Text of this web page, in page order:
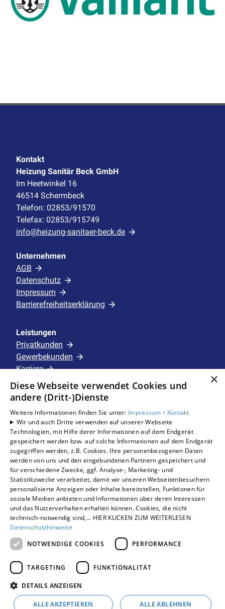
Kontakt
Heizung Sanitär Beck GmbH
Im Heetwinkel 16
46514 Schermbeck
Telefon: 02853/91570
Telefax: 02853/915749
info@heizung-sanitaer-beck.de
Unternehmen
AGB
Datenschutz
Impressum
Barrierefreiheitserklärung
Leistungen
Privatkunden
Gewerbekunden
Karriere
Unternehmen
Standorte
Schermbeck
Um externe HTML-Inhalte anzuzeigen, benötigen
wir Ihre Einwilligung.
Weitere Informationen finden Sie in unserer
Datenschutzerklärung.
COOKIE-EINSTELLUNGEN ÖFFNEN
×
Diese Webseite verwendet Cookies und
andere (Dritt-)Dienste
Weitere Informationen finden Sie unter: Impressum • Kontakt
Wir und auch Dritte verwenden auf unserer Webseite
Technologien, mit Hilfe derer Informationen auf dem Endgerät
gespeichert werden bzw. auf solche Informationen auf dem Endgerät
zugegriffen werden, z.B. Cookies. Ihre personenbezogenen Daten
werden von uns und den eingebundenen Partnern gespeichert und
für verschiedene Zwecke, ggf. Analyse-, Marketing- und
Statistikzwecke verarbeitet, damit wir unseren Webseitenbesuchern
personalisierte Anzeigen oder Inhalte bereitstellen, Funktionen für
soziale Medien anbieten und Informationen über deren Interessen
und das Nutzerverhalten erhalten können. Cookies, die nicht
technisch-notwendig sind,... HIER KLICKEN ZUM WEITERLESEN
Datenschutzhinweise
NOTWENDIGE COOKIES
PERFORMANCE
TARGETING FUNKTIONALITÄT
DETAILS ANZEIGEN
ALLE AKZEPTIEREN ALLE ABLEHNEN